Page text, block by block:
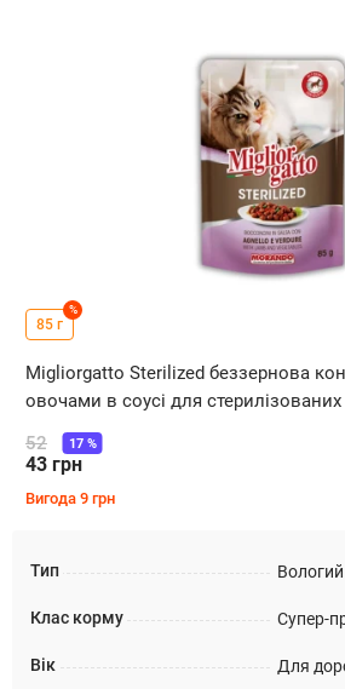
Тип
Клас корму Супер-
Вік Для
85 г
%
Migliorgatto Sterilized беззернова
овочами в соусі для стерилізованих
52
43 грн
17%
Вигода 9 грн